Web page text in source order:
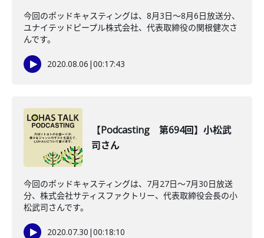
今回のポッドキャスティングは、8月3日〜8月6日放送分、
ユナイテッドピープル株式会社、代表取締役の関根健次さ
んです。
2020.08.06 |00:17:43
【Podcasting 第694回】小松武
司さん
今回のポッドキャスティングは、7月27日〜7月30日放送
分、株式会社サティスファクトリー、代表取締役会長の小
松武司さんです。
2020.07.30 |00:18:10